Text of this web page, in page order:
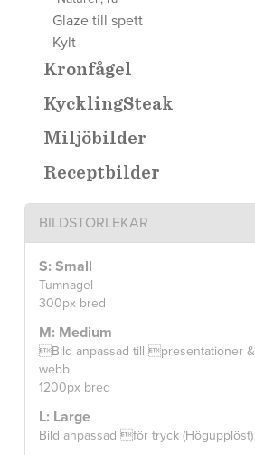
Glaze till spett
Kylt
Kronfågel
KycklingSteak
Miljöbilder
Receptbilder
BILDSTORLEKAR
S: Small
Tumnagel
300px bred
M: Medium
Bild anpassad till presentationer &
webb
1200px bred
L: Large
Bild anpassad för tryck (Högupplöst)